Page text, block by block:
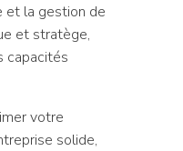
et la gestion de
et stratège,
capacités
votre
solide,